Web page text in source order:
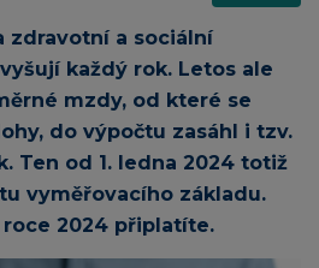
zdravotní a sociální
každý rok. Letos ale
mzdy, od které se
do výpočtu zasáhl i tzv.
Ten od 1. ledna 2024 totiž
vyměřovacího základu.
2024 připlatíte.